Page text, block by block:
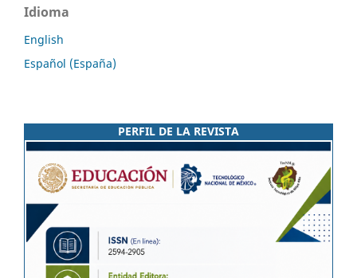
Idioma
English
Español (España)
PERFIL DE LA REVISTA